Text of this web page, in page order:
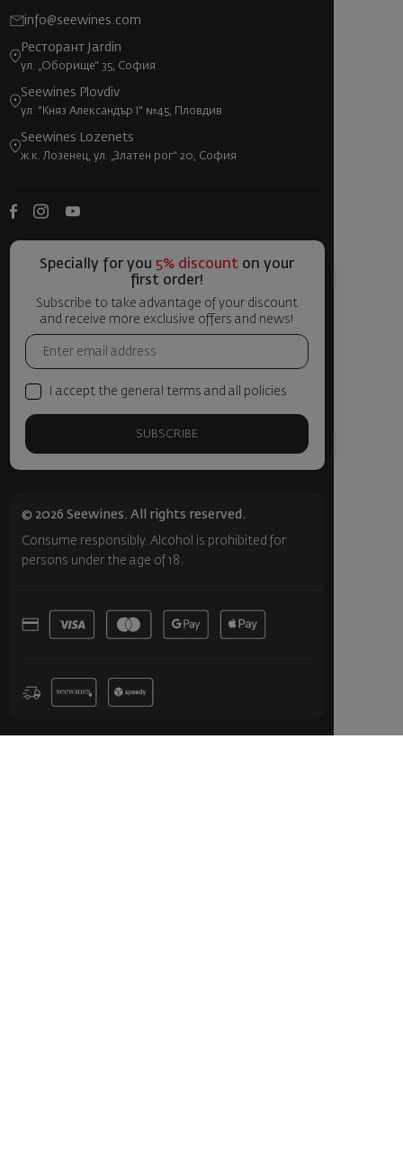
info@seewines.com
Ресторант Jardin
ул. „Оборище“ 35, София
Seewines Plovdiv
ул. "Княз Александър I" №45, Пловдив
Seewines Lozenets
ж.к. Лозенец, ул. „Златен рог“ 20, София
Specially for you 5% discount on your
first order!
Subscribe to take advantage of your discount
and receive more exclusive offers and news!
I accept the general terms and all policies
SUBSCRIBE
© 2026 Seewines. All rights reserved.
Consume responsibly. Alcohol is prohibited for
persons under the age of 18.